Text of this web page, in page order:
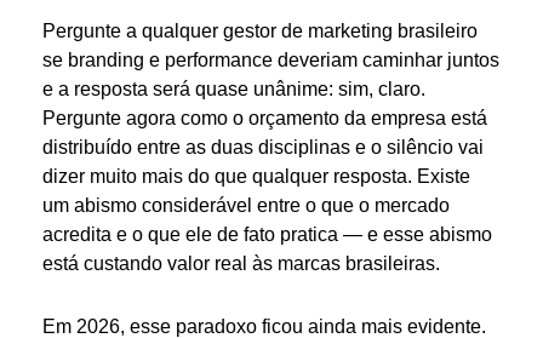
Pergunte a qualquer gestor de marketing brasileiro
se branding e performance deveriam caminhar juntos
e a resposta será quase unânime: sim, claro.
Pergunte agora como o orçamento da empresa está
distribuído entre as duas disciplinas e o silêncio vai
dizer muito mais do que qualquer resposta. Existe
um abismo considerável entre o que o mercado
acredita e o que ele de fato pratica — e esse abismo
está custando valor real às marcas brasileiras.
Em 2026, esse paradoxo ficou ainda mais evidente.